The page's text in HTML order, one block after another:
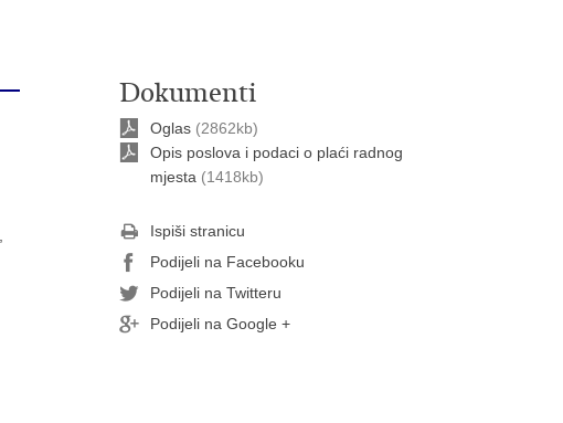
Dokumenti
Oglas (2862kb)
Opis poslova i podaci o plaći radnog
mjesta (1418kb)
Ispiši stranicu
Podijeli na Facebooku
Podijeli na Twitteru
Podijeli na Google +